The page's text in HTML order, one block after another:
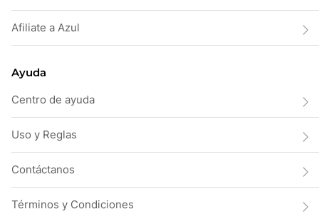
Afiliate a Azul
Ayuda
Centro de ayuda
Uso y Reglas
Contáctanos
Términos y Condiciones